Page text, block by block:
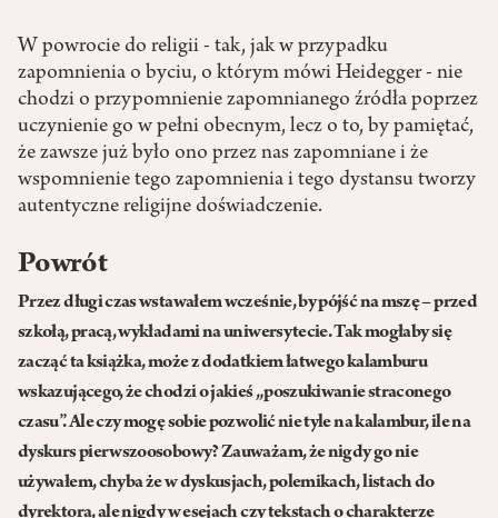
W powrocie do religii - tak, jak w przypadku
zapomnienia o byciu, o którym mówi Heidegger - nie
chodzi o przypomnienie zapomnianego źródła poprzez
uczynienie go w pełni obecnym, lecz o to, by pamiętać,
że zawsze już było ono przez nas zapomniane i że
wspomnienie tego zapomnienia i tego dystansu tworzy
autentyczne religijne doświadczenie.
Powrót
Przez długi czas wstawałem wcześnie, by pójść na mszę – przed
szkołą, pracą, wykładami na uniwersytecie. Tak mogłaby się
zacząć ta książka, może z dodatkiem łatwego kalamburu
wskazującego, że chodzi o jakieś „poszukiwanie straconego
czasu”. Ale czy mogę sobie pozwolić nie tyle na kalambur, ile na
dyskurs pierwszoosobowy? Zauważam, że nigdy go nie
używałem, chyba że w dyskusjach, polemikach, listach do
dyrektora, ale nigdy w esejach czy tekstach o charakterze